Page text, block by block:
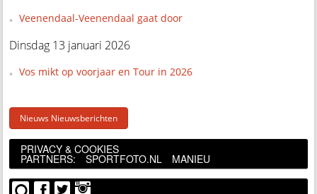
Veenendaal-Veenendaal gaat door
Dinsdag 13 januari 2026
Vos mikt op voorjaar en Tour in 2026
Nieuws Nieuwsberichten
PRIVACY & COOKIES
PARTNERS: SPORTFOTO.NL MANIEU